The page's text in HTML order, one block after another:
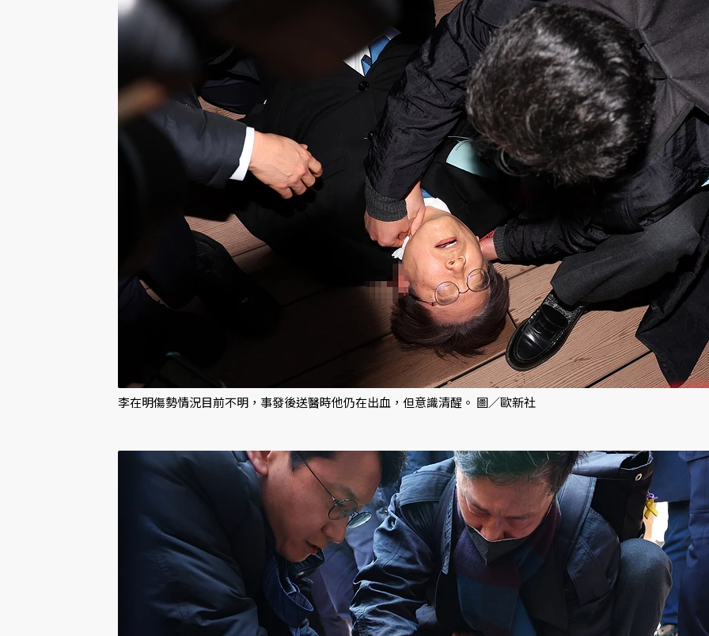
李在明傷勢情況目前不明，事發後送醫時他仍在出血，但意識清醒。 圖／歐新社